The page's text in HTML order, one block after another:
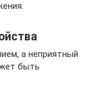
а неприятный
быть